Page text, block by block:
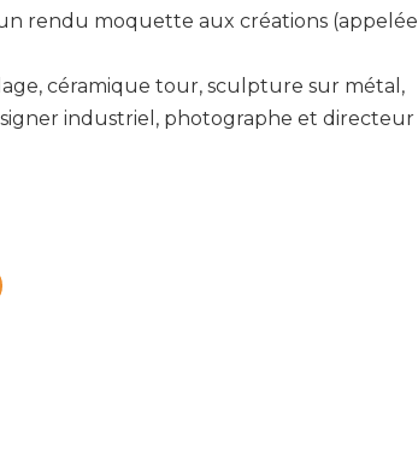
rendu moquette aux créations (appelée
céramique tour, sculpture sur métal,
industriel, photographe et directeur